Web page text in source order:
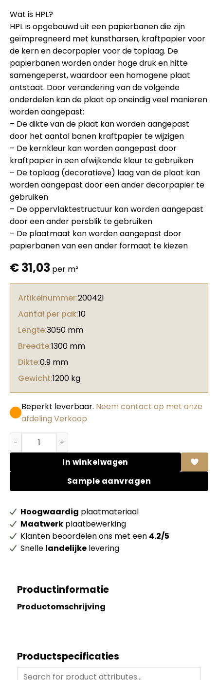
Wat is HPL?
HPL is opgebouwd uit een papierbanen die zijn
geïmpregneerd met kunstharsen, kraftpapier voor
de kern en decorpapier voor de toplaag. De
papierbanen worden onder hoge druk en hitte
samengeperst, waardoor een homogene plaat
ontstaat. Door verandering van de volgende
onderdelen kan de plaat op oneindig veel manieren
worden aangepast:
– De dikte van de plaat kan worden aangepast
door het aantal banen kraftpapier te wijzigen
– De kernkleur kan worden aangepast door
kraftpapier in een afwijkende kleur te gebruiken
– De toplaag (decoratieve) laag van de plaat kan
worden aangepast door een ander decorpapier te
gebruiken
– De oppervlaktestructuur kan worden aangepast
door een ander persblik te gebruiken
– De plaatmaat kan worden aangepast door
papierbanen van een ander formaat te kiezen
€31,03 per m²
Artikelnummer:200421
Aantal per pak:10
Lengte:3050 mm
Breedte:1300 mm
Dikte:0.9 mm
Gewicht:1200 kg
Beperkt leverbaar. Neem contact op met onze
afdeling Verkoop
Abet HPL 626 Grainwood Noce mondolè aantal
In winkelwagen
Sample aanvragen
Hoogwaardig plaatmateriaal
Maatwerk plaatbewerking
Klanten beoordelen ons met een 4.2/5
Snelle landelijke levering
Productinformatie
Productomschrijving
Productspecificaties